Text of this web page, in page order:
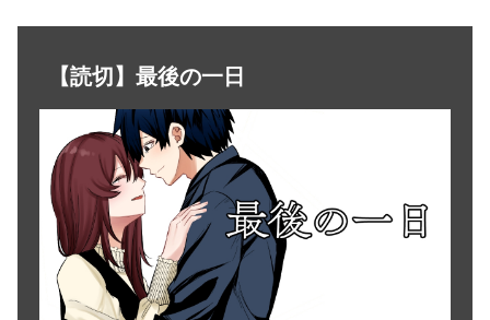
【読切】最後の一日